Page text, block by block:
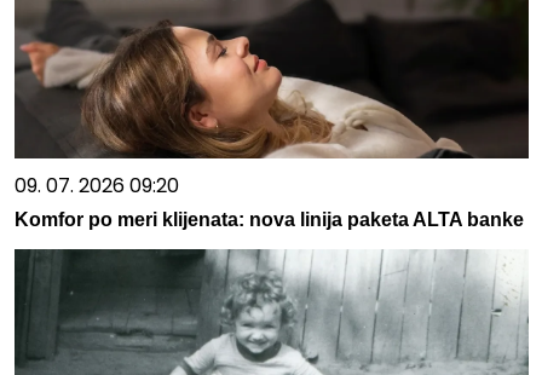
09. 07. 2026 09:20
Komfor po meri klijenata: nova linija paketa ALTA banke